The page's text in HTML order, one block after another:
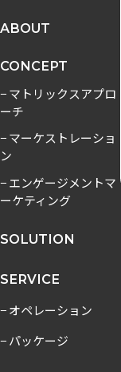
ABOUT
CONCEPT
− マトリックスアプロ
ーチ
− マーケストレーショ
ン
− エンゲージメントマ
ーケティング
SOLUTION
SERVICE
− オペレーション
− パッケージ